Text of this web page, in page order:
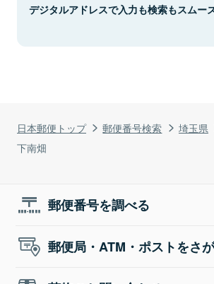
日本郵便トップ 郵便番号検索 埼玉県
下南畑
デジタルアドレスで入力も検索もスムーズ
郵便番号を調べる
郵便局・ATM・ポストをさ